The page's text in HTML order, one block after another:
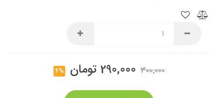
300,000
290,000 تومان 4%